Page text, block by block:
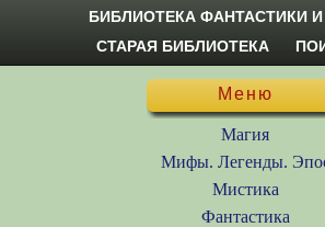
БИБЛИОТЕКА ФАНТАСТИКИ
СТАРАЯ БИБЛИОТЕКА
Меню
Магия
Мифы. Легенды.
Мистика
Фантастика